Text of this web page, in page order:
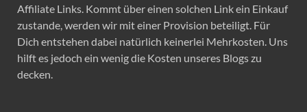
Affiliate Links. Kommt über einen solchen Link ein Einkauf
zustande, werden wir mit einer Provision beteiligt. Für
Dich entstehen dabei natürlich keinerlei Mehrkosten. Uns
hilft es jedoch ein wenig die Kosten unseres Blogs zu
decken.